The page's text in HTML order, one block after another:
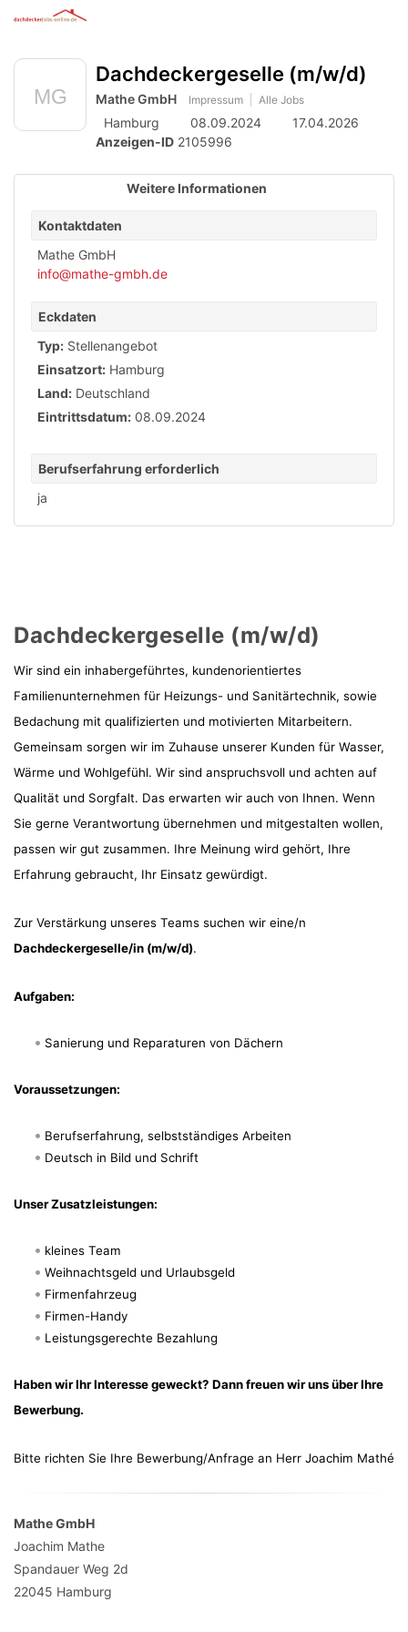
Accessibility
Navigation
Inhalt
von
mobilem
Endgerät
Dachdeckergeselle (m/w/d)
Mathe GmbH Impressum Alle Jobs
Hamburg 08.09.2024
17.04.2026
Anzeigen-ID 2105996
Weitere Informationen
Kontaktdaten
Mathe GmbH
info@mathe-gmbh.de
Eckdaten
Typ: Stellenangebot
Einsatzort: Hamburg
Land: Deutschland
Eintrittsdatum: 08.09.2024
Berufserfahrung erforderlich
ja
Dachdeckergeselle (m/w/d)
Wir sind ein inhabergeführtes, kundenorientiertes
Familienunternehmen für Heizungs- und Sanitärtechnik, sowie
Bedachung mit qualifizierten und motivierten Mitarbeitern.
Gemeinsam sorgen wir im Zuhause unserer Kunden für Wasser,
Wärme und Wohlgefühl. Wir sind anspruchsvoll und achten auf
Qualität und Sorgfalt. Das erwarten wir auch von Ihnen. Wenn
Sie gerne Verantwortung übernehmen und mitgestalten wollen,
passen wir gut zusammen. Ihre Meinung wird gehört, Ihre
Erfahrung gebraucht, Ihr Einsatz gewürdigt.
Zur Verstärkung unseres Teams suchen wir eine/n
Dachdeckergeselle/in (m/w/d).
Aufgaben:
Sanierung und Reparaturen von Dächern
Voraussetzungen:
Berufserfahrung, selbstständiges Arbeiten
Deutsch in Bild und Schrift
Unser Zusatzleistungen:
kleines Team
Weihnachtsgeld und Urlaubsgeld
Firmenfahrzeug
Firmen-Handy
Leistungsgerechte Bezahlung
Haben wir Ihr Interesse geweckt? Dann freuen wir uns über Ihre
Bewerbung.
Bitte richten Sie Ihre Bewerbung/Anfrage an Herr Joachim Mathé
Mathe GmbH
Joachim Mathe
Spandauer Weg 2d
22045 Hamburg